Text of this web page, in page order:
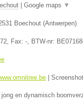
Google maps ▼
Boechout (Antwerpen)
, Fax: -, BTW-nr:
Screenshot
en dynamisch